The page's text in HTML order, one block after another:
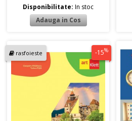
Disponibilitate:In stoc
rasfoieste -15%